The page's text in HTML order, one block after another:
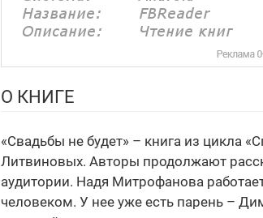
О КНИГЕ
«Свадьбы не будет» – книга из цикла
Литвиновых. Авторы продолжают
аудитории. Надя Митрофанова
человеком. У нее уже есть парень –